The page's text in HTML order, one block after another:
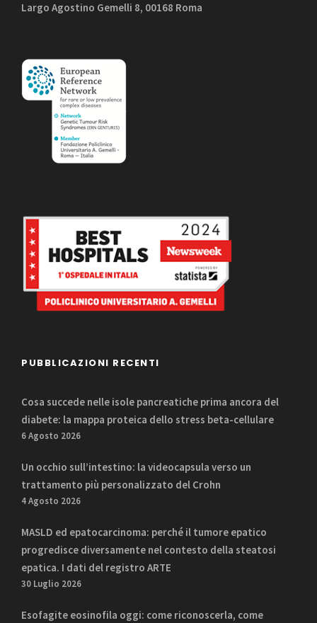
Largo Agostino Gemelli 8, 00168 Roma
PUBBLICAZIONI RECENTI
Cosa succede nelle isole pancreatiche prima ancora del
diabete: la mappa proteica dello stress beta-cellulare
6 Agosto 2026
Un occhio sull’intestino: la videocapsula verso un
trattamento più personalizzato del Crohn
4 Agosto 2026
MASLD ed epatocarcinoma: perché il tumore epatico
progredisce diversamente nel contesto della steatosi
epatica. I dati del registro ARTE
30 Luglio 2026
Esofagite eosinofila oggi: come riconoscerla, come